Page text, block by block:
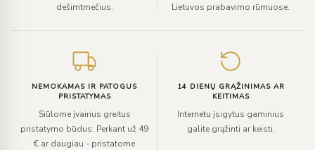
dešimtmečius.
Lietuvos prabavimo rūmuose.
NEMOKAMAS IR PATOGUS
PRISTATYMAS
Siūlome įvairius greitus
pristatymo būdus. Perkant už 49
€ ar daugiau - pristatome
14 DIENŲ GRĄŽINIMAS AR
KEITIMAS
Internetu įsigytus gaminius
galite grąžinti ar keisti.